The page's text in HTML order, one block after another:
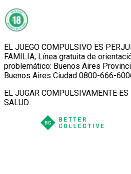
EL JUEGO COMPULSIVO ES
FAMILIA, Línea gratuita de
problemático: Buenos Aires
Buenos Aires Ciudad 0800-666-
EL JUGAR COMPULSIVAMENTE
SALUD.